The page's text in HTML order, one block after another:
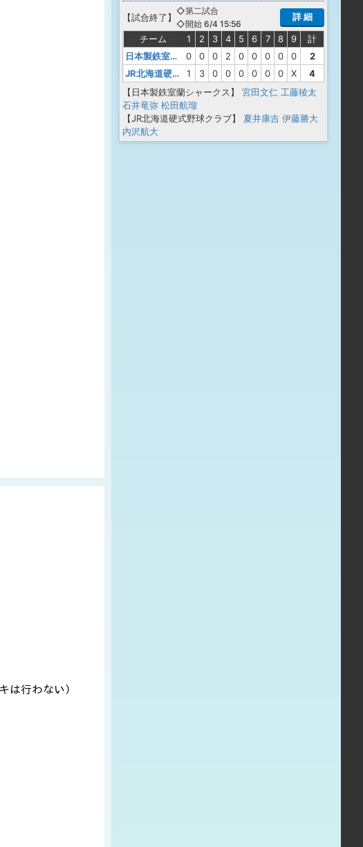
【試合終了 】
◇第二試合
◇開始 6/4 15:56
詳 細
チーム 1 2 3 4 5 6 7 8 9
計
日本製鉄室蘭シャークス
0 0 0 2 0 0 0 0 0
2
JR北海道硬式野球クラブ
1 3 0 0 0 0 0 0 X
4
【日本製鉄室蘭シャークス】
宮田文仁 工藤稜太
石井竜弥 松田航瑠
【JR北海道硬式野球クラブ】
夏井康吉 伊藤勝大
内沢航大